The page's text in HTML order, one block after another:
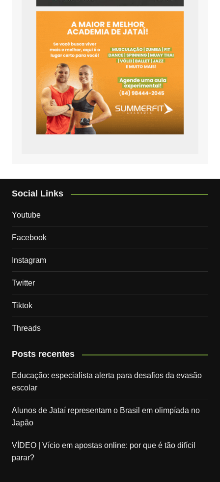
Social Links
Youtube
Facebook
Instagram
Twitter
Tiktok
Threads
Posts recentes
Educação: especialista alerta para desafios da evasão
escolar
Alunos de Jataí representam o Brasil em olimpíada no
Japão
VÍDEO | Vício em apostas online: por que é tão difícil
parar?